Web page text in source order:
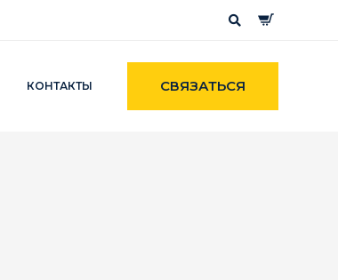
КОНТАКТЫ СВЯЗАТЬСЯ